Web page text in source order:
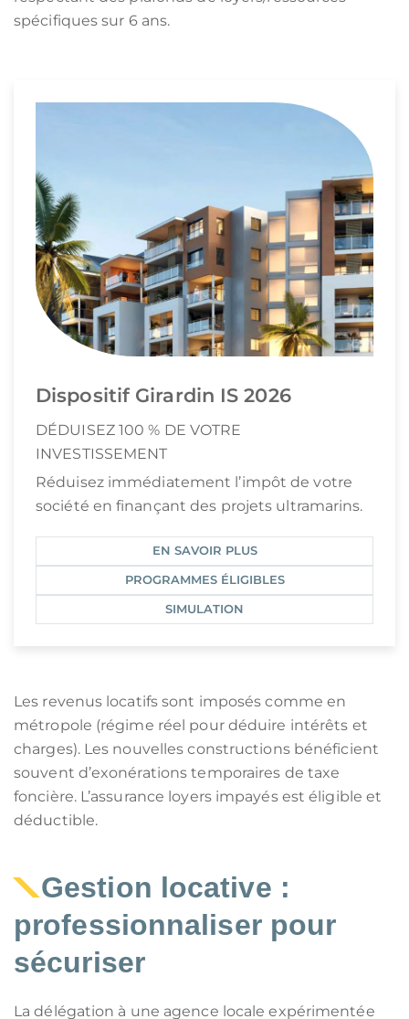
spécifiques sur 6 ans.
Dispositif Girardin IS 2026
DÉDUISEZ 100 % DE VOTRE
INVESTISSEMENT
Réduisez immédiatement l’impôt de votre
société en finançant des projets ultramarins.
EN SAVOIR PLUS
PROGRAMMES ÉLIGIBLES
SIMULATION
Les revenus locatifs sont imposés comme en
métropole (régime réel pour déduire intérêts et
charges). Les nouvelles constructions bénéficient
souvent d’exonérations temporaires de taxe
foncière. L’assurance loyers impayés est éligible et
déductible.
Gestion locative :
professionnaliser pour
sécuriser
La délégation à une agence locale expérimentée